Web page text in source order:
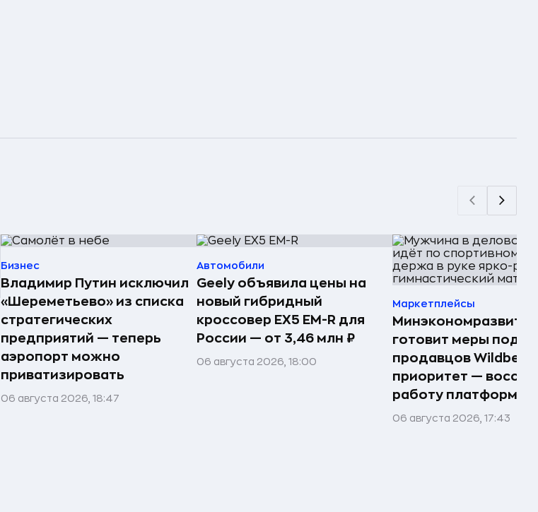
Бизнес
Владимир Путин исключил
«Шереметьево» из списка
стратегических
предприятий — теперь
аэропорт можно
приватизировать
06 августа 2026, 18:47
Автомобили
Geely объявила цены на
новый гибридный
кроссовер EX5 EM-R для
России — от 3,46 млн ₽
06 августа 2026, 18:00
Маркетплейсы
Минэкономразвития
готовит меры
продавцов
приоритет —
работу платформы
06 августа 2026, 17:43